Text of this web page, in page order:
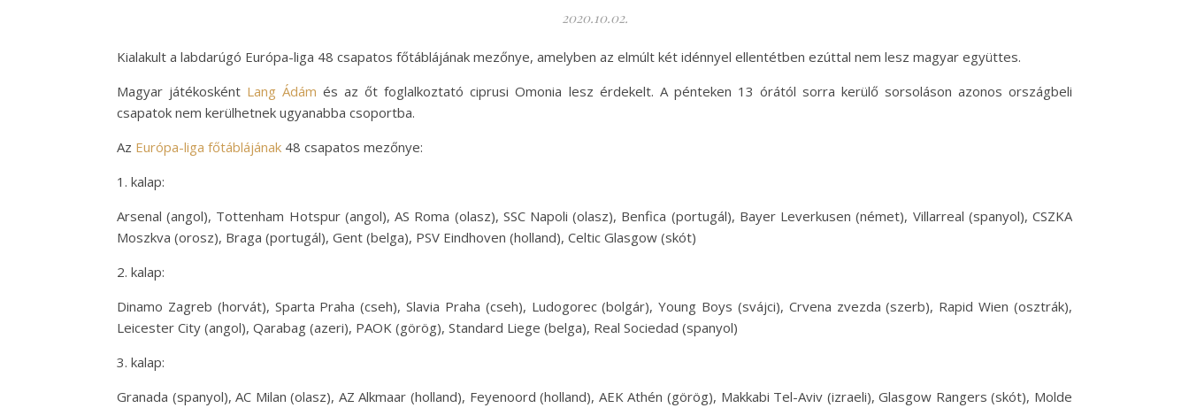
2020.10.02.
Kialakult a labdarúgó Európa-liga 48 csapatos főtáblájának mezőnye, amelyben az elmúlt két idénnyel ellentétben ezúttal nem lesz magyar együttes.
Magyar játékosként Lang Ádámés az őt foglalkoztató ciprusi Omonia lesz érdekelt. A pénteken 13 órától sorra kerülő sorsoláson azonos országbeli
csapatok nem kerülhetnek ugyanabba csoportba.
Az Európa-liga főtáblájának 48 csapatos mezőnye:
1. kalap:
Arsenal (angol), Tottenham Hotspur (angol), AS Roma (olasz), SSC Napoli (olasz), Benfica (portugál), Bayer Leverkusen (német), Villarreal (spanyol), CSZKA
Moszkva (orosz), Braga (portugál), Gent (belga), PSV Eindhoven (holland), Celtic Glasgow (skót)
2. kalap:
Dinamo Zagreb (horvát), Sparta Praha (cseh), Slavia Praha (cseh), Ludogorec (bolgár), Young Boys (svájci), Crvena zvezda (szerb), Rapid Wien (osztrák),
Leicester City (angol), Qarabag (azeri), PAOK (görög), Standard Liege (belga), Real Sociedad (spanyol)
3. kalap:
Granada (spanyol), AC Milan (olasz), AZ Alkmaar (holland), Feyenoord (holland), AEK Athén (görög), Makkabi Tel-Aviv (izraeli), Glasgow Rangers (skót), Molde